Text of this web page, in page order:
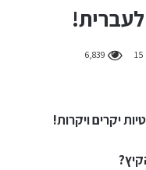
15
6,839
יקרים ויקרות!